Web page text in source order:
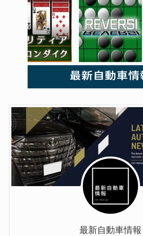
最新自動車情報